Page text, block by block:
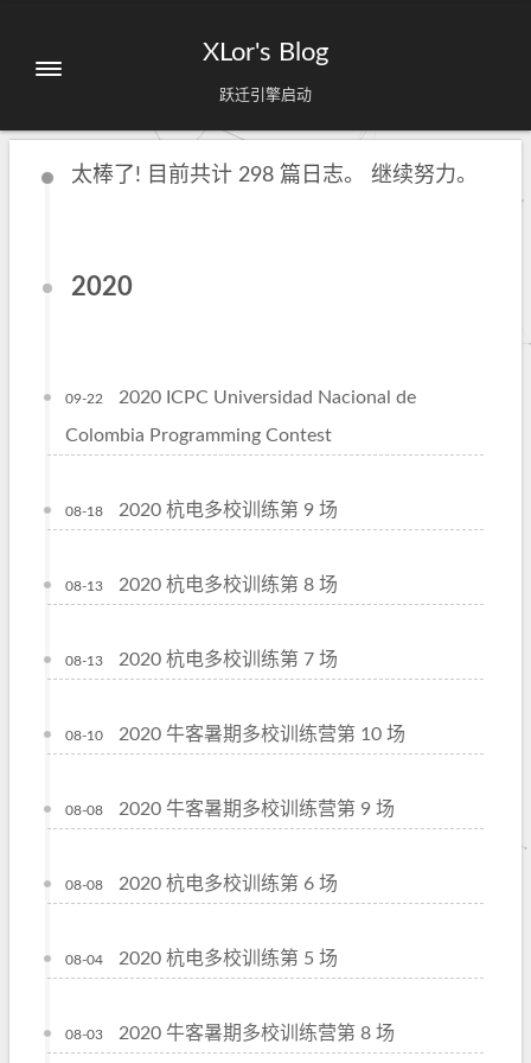
XLor's Blog
跃迁引擎启动
太棒了! 目前共计 298 篇日志。 继续努力。
2020
09-22
2020 ICPC Universidad Nacional de
Colombia Programming Contest
08-18 2020 杭电多校训练第 9 场
08-13 2020 杭电多校训练第 8 场
08-13 2020 杭电多校训练第 7 场
08-10 2020 牛客暑期多校训练营第 10 场
08-08 2020 牛客暑期多校训练营第 9 场
08-08 2020 杭电多校训练第 6 场
08-04 2020 杭电多校训练第 5 场
08-03 2020 牛客暑期多校训练营第 8 场